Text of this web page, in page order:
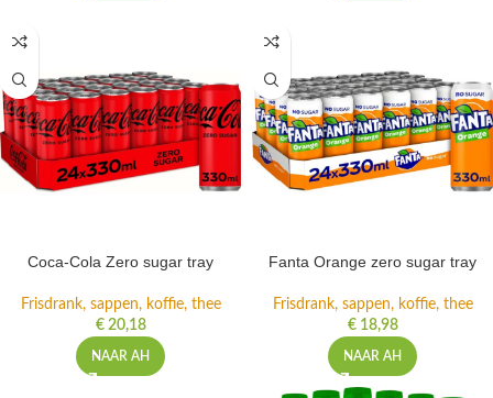
Coca-Cola Zero sugar tray
Frisdrank, sappen, koffie, thee
€20,18
NAAR AH
Fanta Orange zero sugar tray
Frisdrank, sappen, koffie, thee
€18,98
NAAR AH